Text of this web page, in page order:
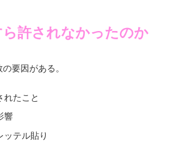
許されなかったのか
要因がある。
れたこと
響
ッテル貼り